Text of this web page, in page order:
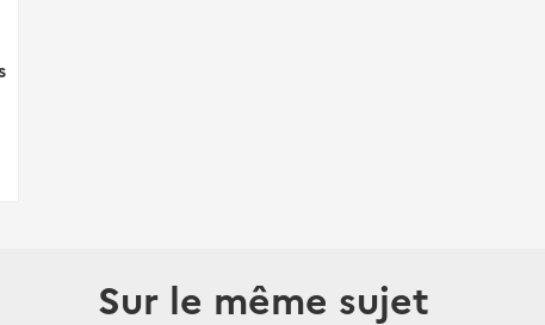
Sur le même sujet